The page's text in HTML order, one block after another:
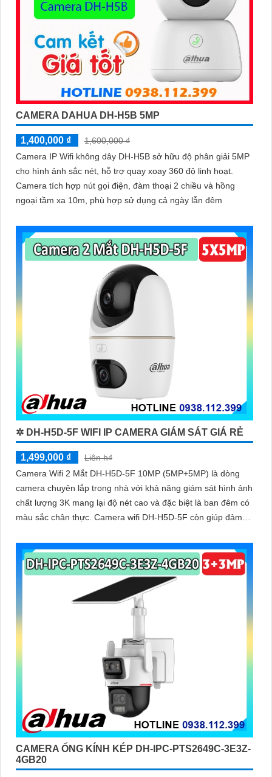
CAMERA DAHUA DH-H5B 5MP
1,400,000 ₫
1,600,000 ₫
Camera IP Wifi không dây DH-H5B sở hữu độ phân giải 5MP
cho hình ảnh sắc nét, hỗ trợ quay xoay 360 độ linh hoạt.
Camera tích hợp nút gọi điện, đàm thoại 2 chiều và hồng
ngoại tầm xa 10m, phù hợp sử dụng cả ngày lẫn đêm
✲ DH-H5D-5F WIFI IP CAMERA GIÁM SÁT GIÁ RẺ
1,499,000 ₫
Liên h₫
Camera Wifi 2 Mắt DH-H5D-5F 10MP (5MP+5MP) là dòng
camera chuyên lắp trong nhà với khả năng giám sát hình ảnh
chất lượng 3K mang lại độ nét cao và đặc biệt là ban đêm có
màu sắc chân thực. Camera wifi DH-H5D-5F còn giúp đảm
CAMERA ỐNG KÍNH KÉP DH-IPC-PTS2649C-3E3Z-
4GB20